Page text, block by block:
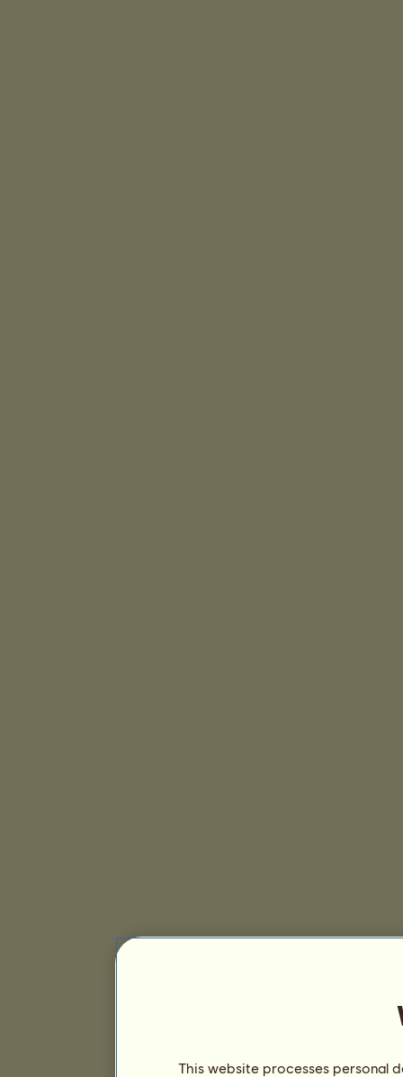
This website processes personal